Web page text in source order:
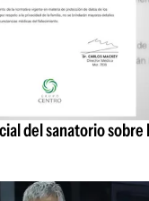
del sanatorio